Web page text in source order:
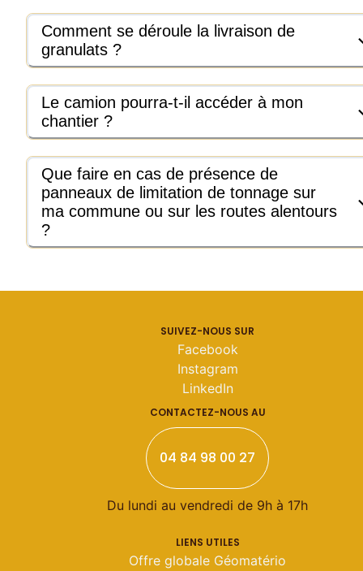
Comment se déroule la livraison de
granulats ?
Le camion pourra-t-il accéder à mon
chantier ?
Que faire en cas de présence de
panneaux de limitation de tonnage sur
ma commune ou sur les routes alentours
?
SUIVEZ-NOUS SUR
Facebook
Instagram
LinkedIn
CONTACTEZ-NOUS AU
04 84 98 00 27
Du lundi au vendredi de 9h à 17h
LIENS UTILES
Offre globale Géomatério